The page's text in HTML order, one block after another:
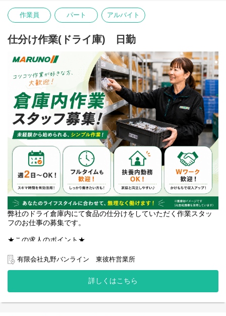
方、ご家族と相談してじっくり決めたい方…ご遠慮なくお申し付
けください！ベストなタイミングでご面接、ご入社できるよう調
お気軽にご相談ください。
*お仕事について気になることがある、より詳細にお話を聞きたい
という方についてはお気軽にお電話いただければと思います。
TEL:095-839-7502
川棚町、波佐見町、嬉野市(佐賀県)から通勤しているスタッフ多
数。佐世保市、武雄市（佐賀県）から通勤している方も。もちろ
んマイカー通勤OKです♪
作業員 パート アルバイト
仕分け作業(ドライ庫) 日勤
弊社のドライ倉庫内にて食品の仕分けをしていただく作業スタッ
フのお仕事の募集です。
★この求人のポイント★
・Wワーク、扶養内勤務大歓迎です！
・モクモク作業なので自分のペースで仕事をしたい人におススメ
*入社時期、調整いたします！
すぐにでもお仕事を始めたい方、在職中で入社時期を相談したい
方、ご家族と相談してじっくり決めたい方…ご遠慮なくお申し付
有限会社丸野バンライン 東彼杵営業所
詳しくはこちら